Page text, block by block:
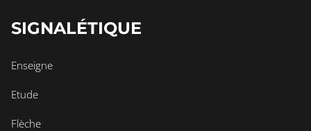
SIGNALÉTIQUE
Enseigne
Etude
Flèche